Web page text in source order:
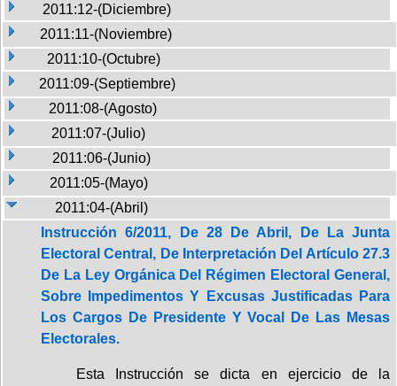
2011:12-(Diciembre)
2011:11-(Noviembre)
2011:10-(Octubre)
2011:09-(Septiembre)
2011:08-(Agosto)
2011:07-(Julio)
2011:06-(Junio)
2011:05-(Mayo)
2011:04-(Abril)
Instrucción 6/2011, De 28 De Abril, De La Junta
Electoral Central, De Interpretación Del Artículo 27.3
De La Ley Orgánica Del Régimen Electoral General,
Sobre Impedimentos Y Excusas Justificadas Para
Los Cargos De Presidente Y Vocal De Las Mesas
Electorales.
Esta Instrucción se dicta en ejercicio de la